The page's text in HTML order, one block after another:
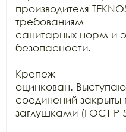
производителя
требованиям
санитарных норм и
безопасности.
Крепеж
оцинкован.
соединений закрыты
заглушками (ГОСТ Р